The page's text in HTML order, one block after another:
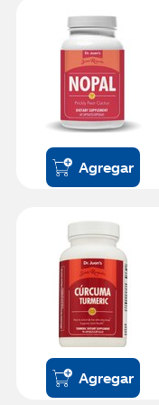
Agregar
Agregar